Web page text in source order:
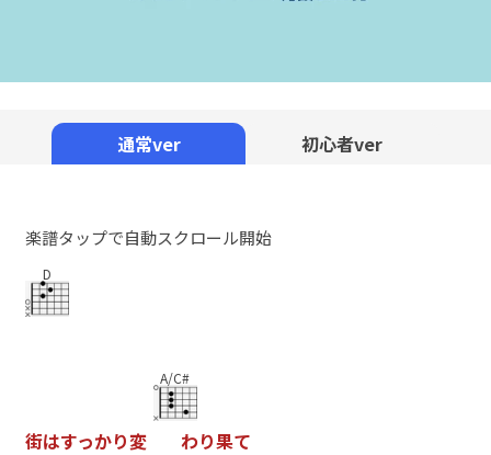
通常ver 初心者ver
楽譜タップで自動スクロール開始
D
街はすっかり変
A/C#
わり果て